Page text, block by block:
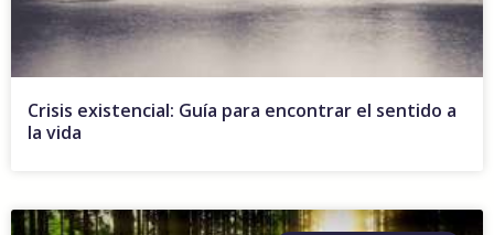
Crisis existencial: Guía para encontrar el sentido a
la vida